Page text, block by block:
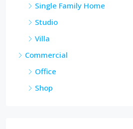
Single Family Home
Studio
Villa
Commercial
Office
Shop